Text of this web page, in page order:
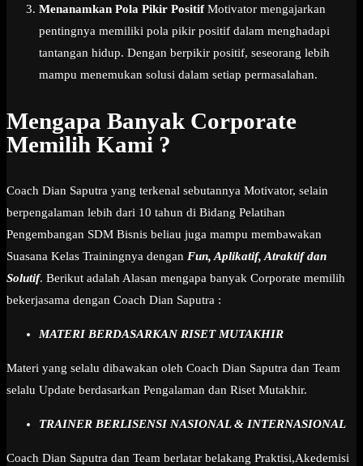
Menanamkan Pola Pikir PositifMotivator mengajarkan
pentingnya memiliki pola pikir positif dalam menghadapi
tantangan hidup. Dengan berpikir positif, seseorang lebih
mampu menemukan solusi dalam setiap permasalahan.
Mengapa Banyak Corporate
Memilih Kami ?
Coach Dian Saputra yang terkenal sebutannya Motivator, selain
berpengalaman lebih dari 10 tahun di Bidang Pelatihan
Pengembangan SDM Bisnis beliau juga mampu membawakan
Suasana Kelas Trainingnya dengan Fun, Aplikatif, Atraktif dan
Solutif. Berikut adalah Alasan mengapa banyak Corporate memilih
bekerjasama dengan Coach Dian Saputra :
MATERI BERDASARKAN RISET MUTAKHIR
Materi yang selalu dibawakan oleh Coach Dian Saputra dan Team
selalu Update berdasarkan Pengalaman dan Riset Mutakhir.
TRAINER BERLISENSI NASIONAL & INTERNASIONAL
Coach Dian Saputra dan Team berlatar belakang Praktisi,Akedemisi